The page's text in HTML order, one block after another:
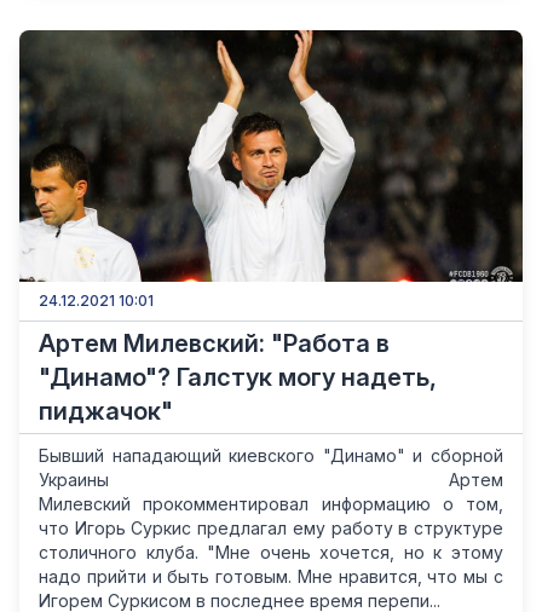
24.12.2021 10:01
Артем Милевский: "Работа в
"Динамо"? Галстук могу надеть,
пиджачок"
Бывший нападающий киевского "Динамо" и сборной
Украины Артем
Милевский прокомментировал информацию о том,
что Игорь Суркис предлагал ему работу в структуре
столичного клуба. "Мне очень хочется, но к этому
надо прийти и быть готовым. Мне нравится, что мы с
Игорем Суркисом в последнее время перепи...